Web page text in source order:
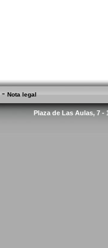
- Nota legal
Plaza de Las Aulas, 7 -